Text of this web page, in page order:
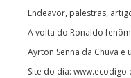
Endeavor, palestras,
A volta do Ronaldo
Ayrton Senna da Chuva
Site do dia: